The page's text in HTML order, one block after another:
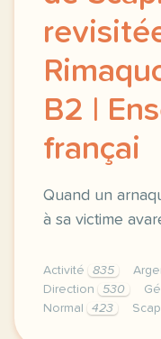
B2 |
françai
Quand un
à sa victime
Activité 835
Direction
530
Normal
423
didomi host